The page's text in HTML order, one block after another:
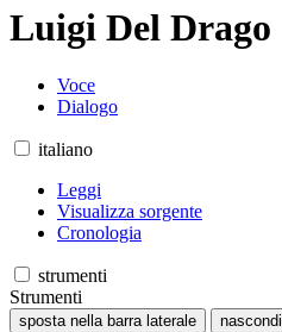
Luigi Del Drago
Voce
Dialogo
italiano
Leggi
Visualizza sorgente
Cronologia
strumenti
Strumenti
sposta nella barra laterale nascondi